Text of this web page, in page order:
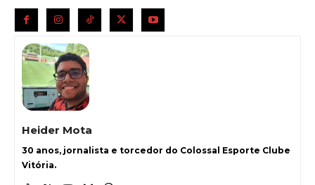
Heider Mota
30 anos, jornalista e torcedor do Colossal Esporte Clube
Vitória.